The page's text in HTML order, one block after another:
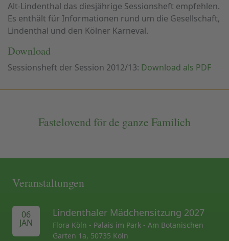
Alt-Lindenthal das diesjährige Sessionsheft empfehlen.
Es enthält für Informationen rund um die Gesellschaft,
Lindenthal und den Kölner Karneval.
Download
Sessionsheft der Session 2012/13: Download als PDF
Fastelovend för de ganze Familich
Veranstaltungen
06
JAN
Lindenthaler Mädchensitzung 2027
Flora Köln - Palais im Park - Am Botanischen
Garten 1a, 50735 Köln